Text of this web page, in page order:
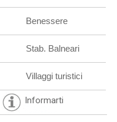
Benessere
Stab. Balneari
Villaggi turistici
Informarti